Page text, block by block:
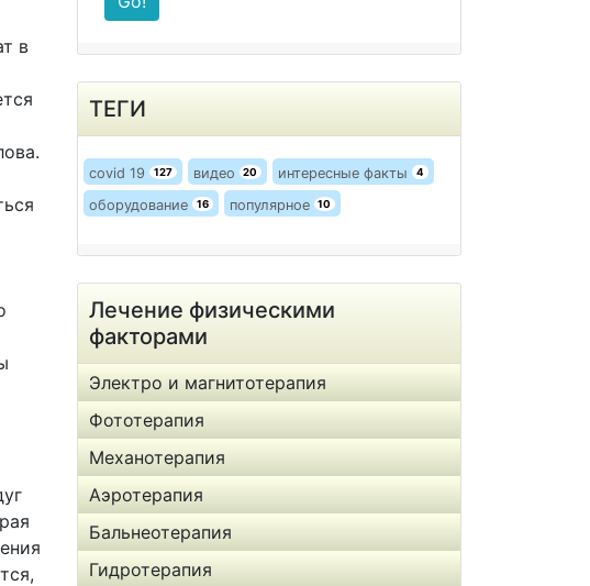
в
ТЕГИ
covid 19 127 видео 20 интересные факты 4
оборудование 16 популярное 10
Лечение физическими
факторами
Электро и магнитотерапия
Фототерапия
Механотерапия
Аэротерапия
Бальнеотерапия
Гидротерапия